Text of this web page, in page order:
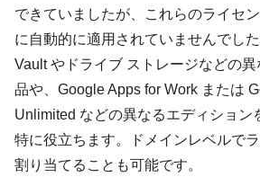
できていましたが、これらのライセ
に自動的に適用されていませんでし
Vault やドライブ ストレージなどの
品や、Google Apps for Work または
Unlimited などの異なるエディション
特に役立ちます。ドメインレベルで
割り当てることも可能です。